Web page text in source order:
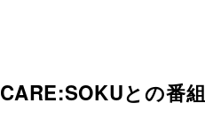
CARE:SOKUとの番